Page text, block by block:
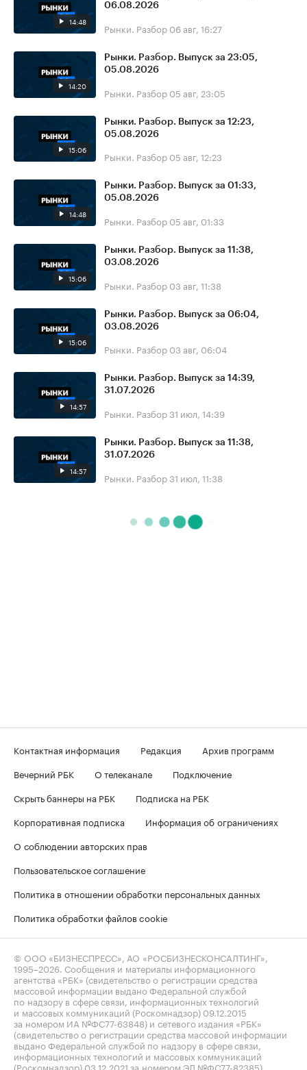
14:48
06.08.2026
Рынки. Разбор 06 авг, 16:27
14:20
Рынки. Разбор. Выпуск за 23:05,
05.08.2026
Рынки. Разбор 05 авг, 23:05
15:06
Рынки. Разбор. Выпуск за 12:23,
05.08.2026
Рынки. Разбор 05 авг, 12:23
14:48
Рынки. Разбор. Выпуск за 01:33,
05.08.2026
Рынки. Разбор 05 авг, 01:33
15:06
Рынки. Разбор. Выпуск за 11:38,
03.08.2026
Рынки. Разбор 03 авг, 11:38
15:06
Рынки. Разбор. Выпуск за 06:04,
03.08.2026
Рынки. Разбор 03 авг, 06:04
14:57
Рынки. Разбор. Выпуск за 14:39,
31.07.2026
Рынки. Разбор31 июл, 14:39
14:57
Рынки. Разбор. Выпуск за 11:38,
31.07.2026
Рынки. Разбор31 июл, 11:38
Контактная информация Редакция
Архив программ
Вечерний РБК
О телеканале
Подключение
Скрыть баннеры на РБК
Подписка на РБК
Корпоративная подписка
Информация об ограничениях
О соблюдении авторских прав
Пользовательское соглашение
Политика в отношении обработки персональных данных
Политика обработки файлов cookie
© ООО «БИЗНЕСПРЕСС», АО «РОСБИЗНЕСКОНСАЛТИНГ»,
1995–2026 . Сообщения и материалы информационного
агентства «РБК» (свидетельство о регистрации средства
массовой информации выдано Федеральной службой
по надзору в сфере связи, информационных технологий
и массовых коммуникаций (Роскомнадзор) 09.12.2015
за номером ИА №ФС77-63848) и сетевого издания «РБК»
(свидетельство о регистрации средства массовой информации
выдано Федеральной службой по надзору в сфере связи,
информационных технологий и массовых коммуникаций
(Роскомнадзор) 03.12.2021 за номером ЭЛ №ФС77-82385)